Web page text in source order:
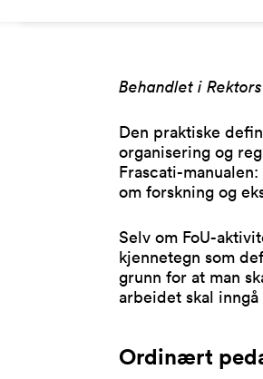
Behandlet i
Den praktiske
organisering og
Frascati-
om forskning og
Selv om FoU-
kjennetegn som
grunn for at man
arbeidet skal
Ordinært